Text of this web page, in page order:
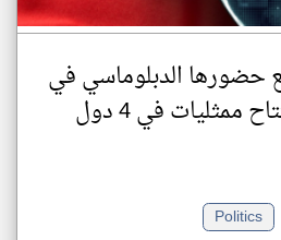
حضورها الدبلوماسي في
إفريقيا بافتتاح ممثليات في 4 دول
Politics